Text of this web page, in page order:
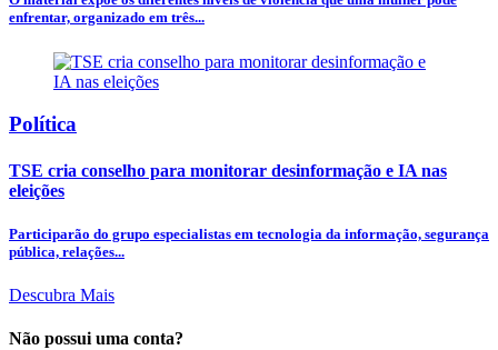
enfrentar, organizado em três...
Política
TSE cria conselho para monitorar desinformação e IA nas
eleições
Participarão do grupo especialistas em tecnologia da informação, segurança
pública, relações...
Descubra Mais
Não possui uma conta?